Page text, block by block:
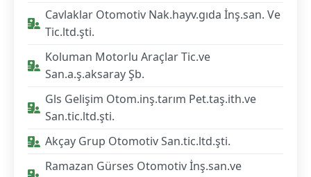
Cavlaklar Otomotiv Nak.hayv.gıda İnş.san. Ve
Tic.ltd.şti.
Koluman Motorlu Araçlar Tic.ve
San.a.ş.aksaray Şb.
Gls Gelişim Otom.inş.tarım Pet.taş.ith.ve
San.tic.ltd.şti.
Akçay Grup Otomotiv San.tic.ltd.şti.
Ramazan Gürses Otomotiv İnş.san.ve